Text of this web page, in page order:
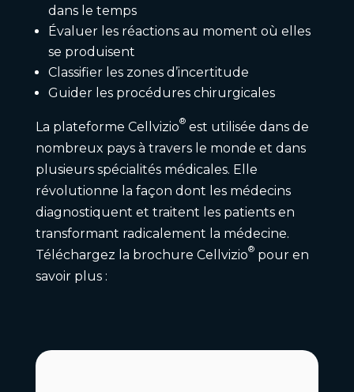
dans le temps
Évaluer les réactions au moment où elles
se produisent
Classifier les zones d’incertitude
Guider les procédures chirurgicales
La plateforme Cellvizio®est utilisée dans de
nombreux pays à travers le monde et dans
plusieurs spécialités médicales. Elle
révolutionne la façon dont les médecins
diagnostiquent et traitent les patients en
transformant radicalement la médecine.
Téléchargez la brochure Cellvizio®pour en
savoir plus :